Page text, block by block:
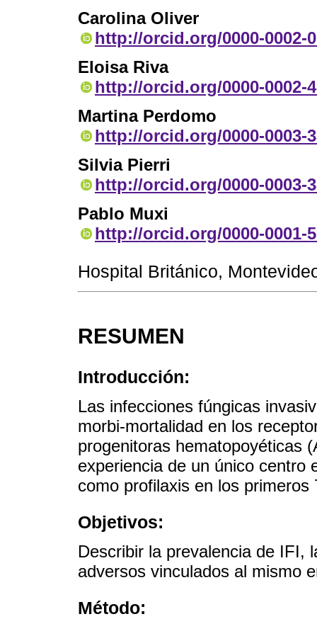
Carolina Oliver
http://orcid.org/0000-0002-
Eloisa Riva
http://orcid.org/0000-0002-
Martina Perdomo
http://orcid.org/0000-0003-
Silvia Pierri
http://orcid.org/0000-0003-
Pablo Muxi
http://orcid.org/0000-0001-
Hospital Británico,
RESUMEN
Introducción:
Las infecciones fúngicas
morbi-mortalidad en los
progenitoras hematopoyéticas
experiencia de un único centro
como profilaxis en los
Objetivos:
Describir la prevalencia de IFI,
adversos vinculados al mismo
Método: